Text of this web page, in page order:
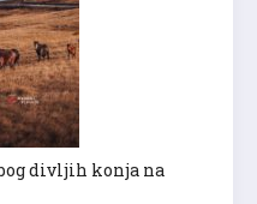
divljih konja na